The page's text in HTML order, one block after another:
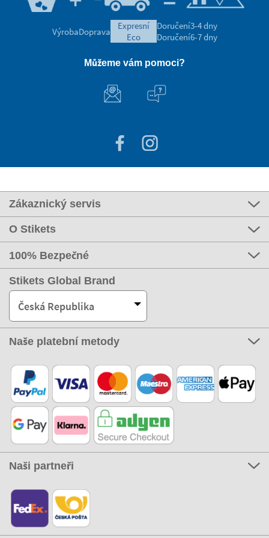
VýrobaDoprava
expresní
eco
Doručení3-4 dny
Doručení6-7 dny
Můžeme vám pomoci?
Zákaznický servis
O Stikets
100% Bezpečné
Stikets Global Brand
Česká Republika
Naše platební metody
Naši partneři